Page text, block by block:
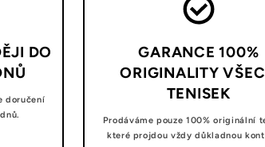
DO
doručení
GARANCE 100%
ORIGINALITY
TENISEK
Prodáváme pouze 100% originální
které projdou vždy důkladnou